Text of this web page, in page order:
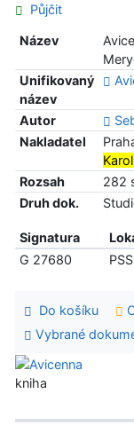
Půjčit
Název
Unifikovaný
název
Autor
Nakladatel
Rozsah
282
Druh dok.
Signatura
G 27680
Do košíku
Vybrané
kniha